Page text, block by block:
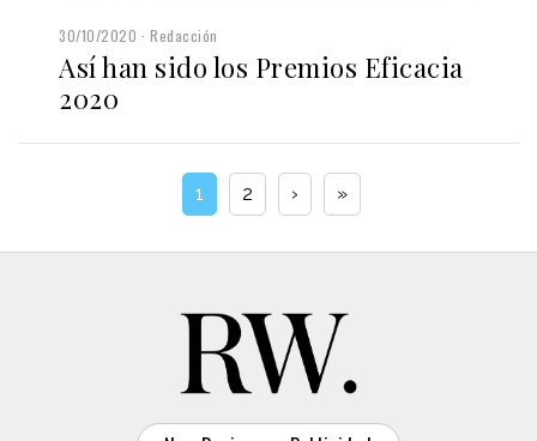
30/10/2020 Redacción
Así han sido los Premios Eficacia
2020
1 2 › »